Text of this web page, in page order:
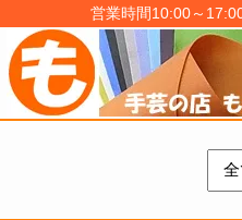
営業時間10:00～